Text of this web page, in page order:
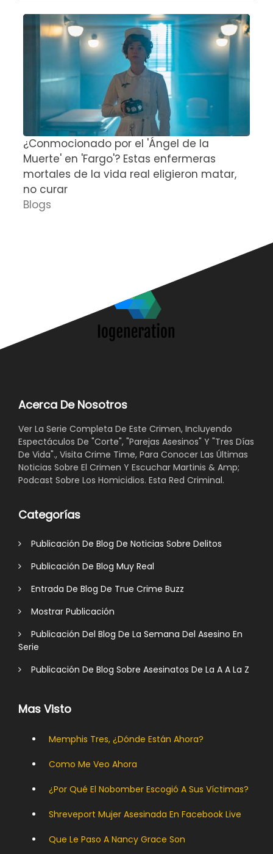
¿Conmocionado por el 'Ángel de la
Muerte' en 'Fargo'? Estas enfermeras
mortales de la vida real eligieron matar,
no curar
Blogs
Acerca De Nosotros
Ver La Serie Completa De Este Crimen, Incluyendo
Espectáculos De "Corte", "Parejas Asesinos" Y "Tres Días
De Vida"., Visita Crime Time, Para Conocer Las Últimas
Noticias Sobre El Crimen Y Escuchar Martinis & Amp;
Podcast Sobre Los Homicidios. Esta Red Criminal.
Categorías
Publicación De Blog De Noticias Sobre Delitos
Publicación De Blog Muy Real
Entrada De Blog De True Crime Buzz
Mostrar Publicación
Publicación Del Blog De La Semana Del Asesino En
Serie
Publicación De Blog Sobre Asesinatos De La A A La Z
Mas Visto
Memphis Tres, ¿dónde Están Ahora?
Como Me Veo Ahora
¿Por Qué El Nobomber Escogió A Sus Víctimas?
Shreveport Mujer Asesinada En Facebook Live
Que Le Paso A Nancy Grace Son